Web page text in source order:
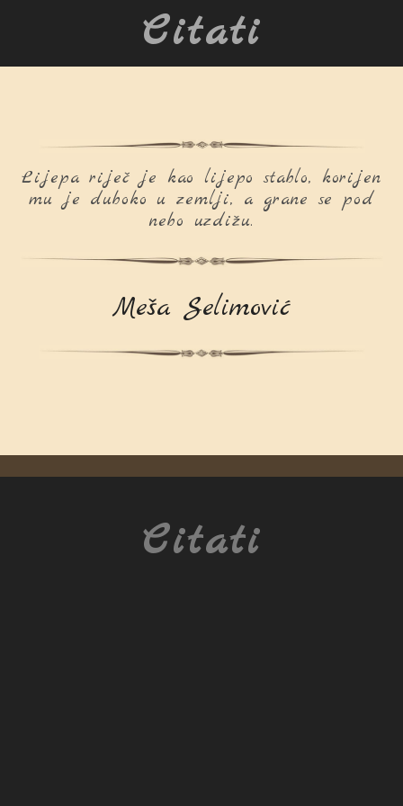
Citati
Lijepa riječ je kao lijepo stablo, korijen
mu je duboko u zemlji, a grane se pod
nebo uzdižu.
Meša Selimović
Citati